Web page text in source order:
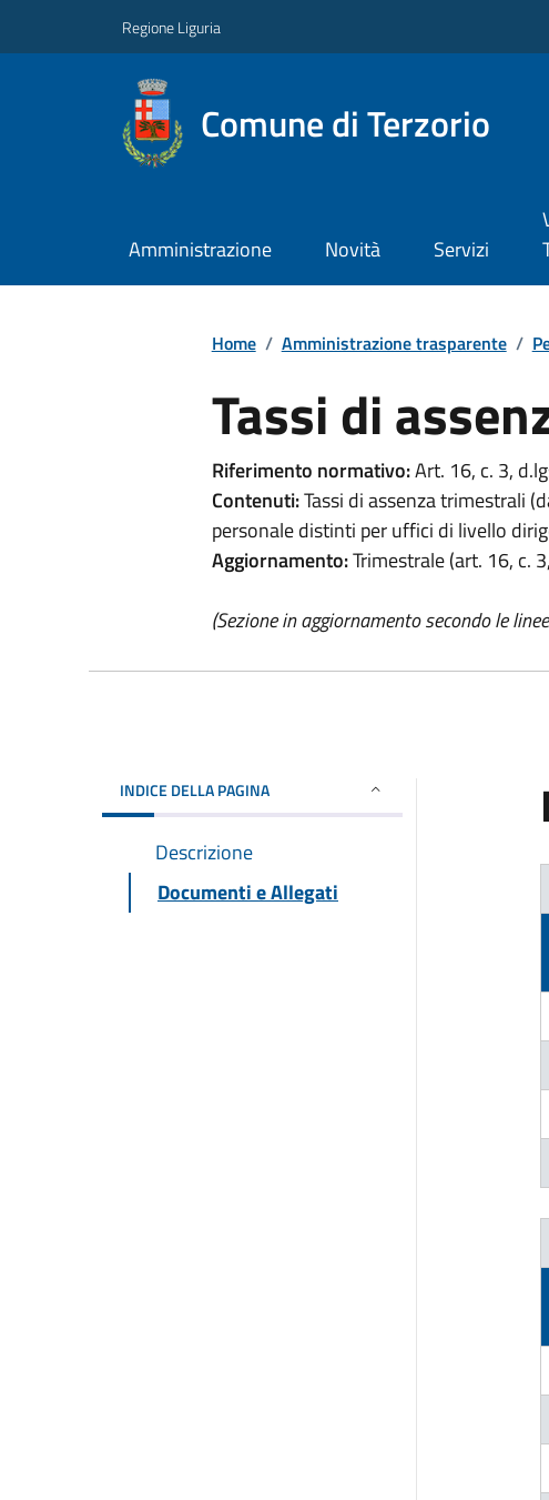
Regione Liguria
Comune di Terzorio
Amministrazione Novità Servizi
Home / Amministrazione trasparente /
Tassi di
Riferimento normativo:Art. 16, c. 3,
Contenuti:Tassi di assenza trimestrali
personale distinti per uffici di livello
Aggiornamento:Trimestrale (art. 16, c.
(Sezione in aggiornamento secondo le
INDICE DELLA PAGINA
Descrizione
Documenti e Allegati